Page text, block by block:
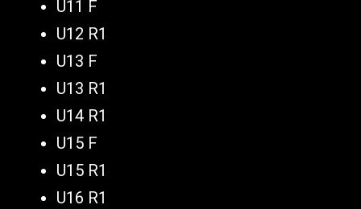
U11 F
U12 R1
U13 F
U13 R1
U14 R1
U15 F
U15 R1
U16 R1